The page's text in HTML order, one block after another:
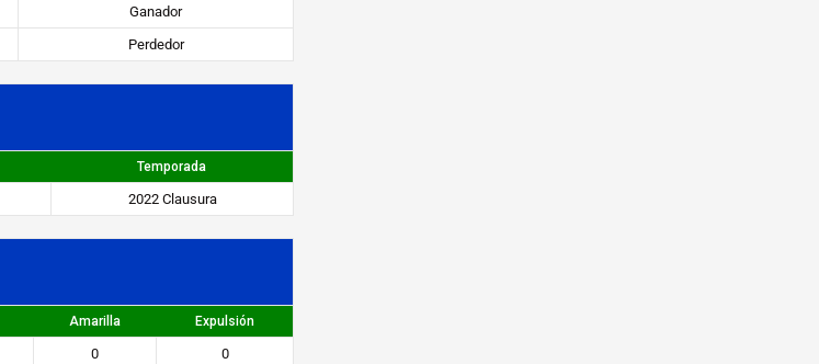
Ganador
Perdedor
Temporada
2022 Clausura
Amarilla Expulsión
0
0